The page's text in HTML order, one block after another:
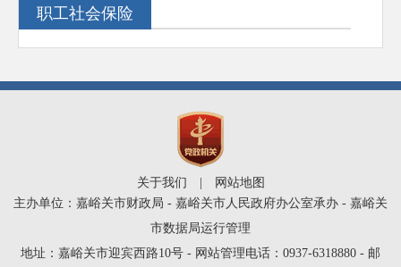
职工社会保险
关于我们
网站地图
主办单位：嘉峪关市财政局 - 嘉峪关市人民政府办公室承办 - 嘉峪关
市数据局运行管理
地址：嘉峪关市迎宾西路10号 - 网站管理电话：0937-6318880 - 邮